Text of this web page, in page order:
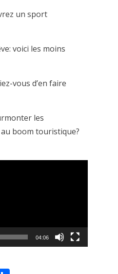
un sport
voici les moins
vous d’en faire
les
boom touristique?
04:06